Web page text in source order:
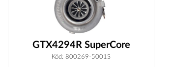
GTX4294R SuperCore
Kód: 800269-5001S